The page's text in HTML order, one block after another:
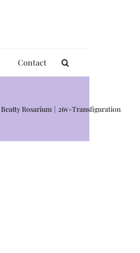
Contact
Rosarium 26v-Transfiguration